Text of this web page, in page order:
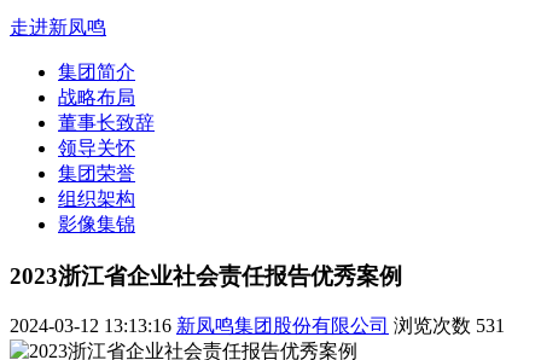
走进新凤鸣
集团简介
战略布局
董事长致辞
领导关怀
集团荣誉
组织架构
影像集锦
2023浙江省企业社会责任报告优秀案例
2024-03-12 13:13:16 新凤鸣集团股份有限公司 浏览次数 531